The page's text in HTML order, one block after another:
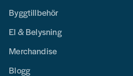
Byggtillbehör
El & Belysning
Merchandise
Blogg